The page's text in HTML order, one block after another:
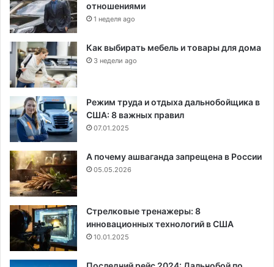
отношениями
1 неделя ago
Как выбирать мебель и товары для дома
3 недели ago
Режим труда и отдыха дальнобойщика в
США: 8 важных правил
07.01.2025
А почему ашваганда запрещена в России
05.05.2026
Стрелковые тренажеры: 8
инновационных технологий в США
10.01.2025